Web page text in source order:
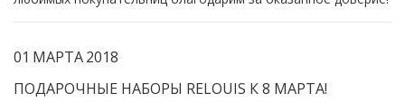
01 МАРТА2018
ПОДАРОЧНЫЕ НАБОРЫ RELOUIS К 8 МАРТА!